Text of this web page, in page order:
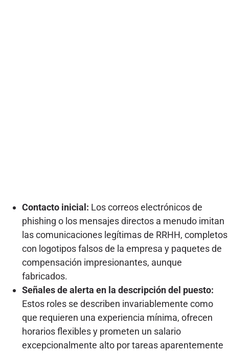
Contacto inicial: Los correos electrónicos de
phishing o los mensajes directos a menudo imitan
las comunicaciones legítimas de RRHH, completos
con logotipos falsos de la empresa y paquetes de
compensación impresionantes, aunque
fabricados.
Señales de alerta en la descripción del puesto:
Estos roles se describen invariablemente como
que requieren una experiencia mínima, ofrecen
horarios flexibles y prometen un salario
excepcionalmente alto por tareas aparentemente